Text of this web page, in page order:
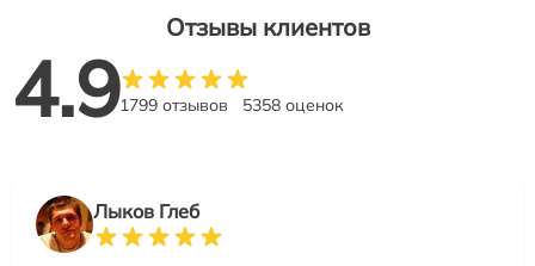
Отзывы клиентов
4.91799 отзывов 5358 оценок
Лыков Глеб